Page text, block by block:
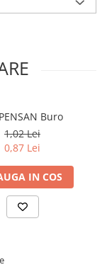
Buro
1,02 Lei
0,87 Lei
IN COS